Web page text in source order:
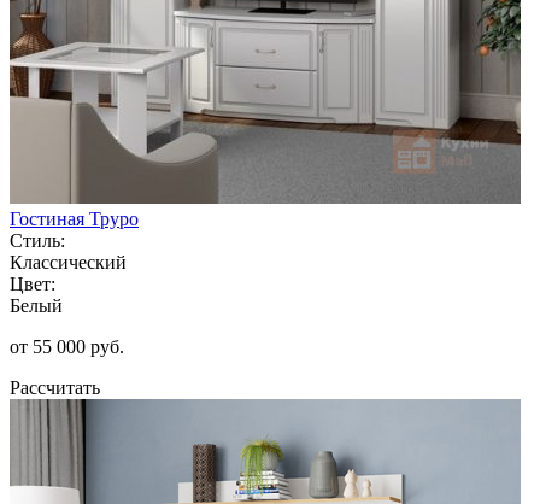
Гостиная Труро
Стиль:
Классический
Цвет:
Белый
от 55 000 руб.
Рассчитать